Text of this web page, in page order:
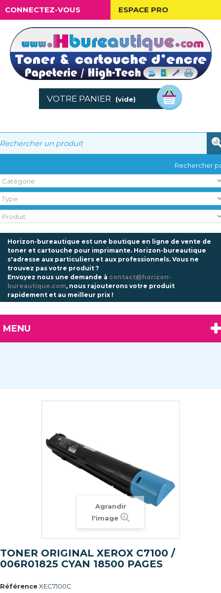
CONNECTEZ-VOUS ESPACE PRO
VOTRE PANIER (vide)
Rechercher
Horizon-bureautique est une boutique en ligne de vente de
toner et cartouche pour imprimante. Horizon-bureautique
s'adresse aux particuliers et aux professionnels. Vous ne
trouvez pas votre produit ?
Envoyez nous une demande à contact@horizon-
bureautique.com, nous rajouterons votre produit
rapidement et au meilleur prix !
MENU
Agrandir
l'image
TONER ORIGINAL XEROX C7100 /
006R01825 CYAN 18500 PAGES
RéférenceXEC7100C